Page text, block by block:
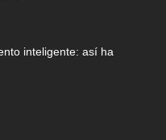
inteligente: así ha